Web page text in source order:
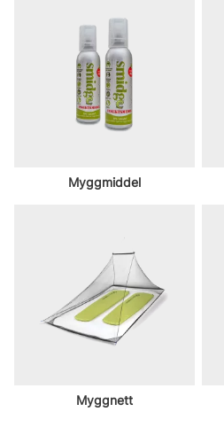
Myggmiddel
Myggnett